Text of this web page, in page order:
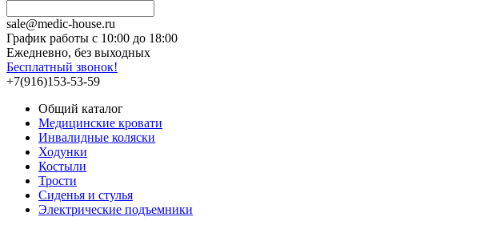
sale@medic-house.ru
График работы с 10:00 до 18:00
Ежедневно, без выходных
Бесплатный звонок!
+7(916)153-53-59
Общий каталог
Медицинские кровати
Инвалидные коляски
Ходунки
Костыли
Трости
Сиденья и стулья
Электрические подъемники